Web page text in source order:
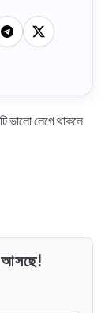
ভালো লেগে থাকলে
আসছে!